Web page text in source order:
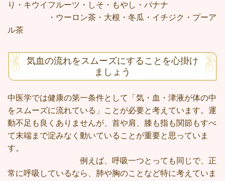
り・キウイフルーツ・しそ・もやし・バナナ
・ウーロン茶・大根・冬瓜・イチジク・プーア
ル茶
気血の流れをスムーズにすることを心掛け
ましょう
中医学では健康の第一条件として「気・血・津液が体の中
をスムーズに流れている」ことが必要と考えています。運
動不足も良くありませんが、首や肩、膝も指も関節もすべ
て末端まで淀みなく動いていることが重要と思っていま
す。
例えば、呼吸一つとっても同じで、正
常に呼吸しているなら、肺や胸のことなど特に考えていま